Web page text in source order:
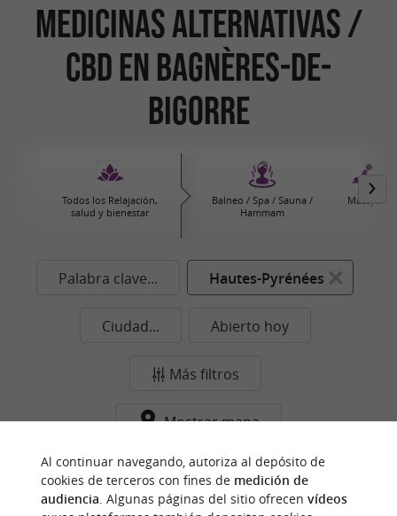
Medicinas alternativas /
CBD en Bagnères-de-
Bigorre
Todos los Relajación,
salud y bienestar
Balneo / Spa / Sauna /
Hammam
Masajes
Palabra clave... Hautes-Pyrénées
Ciudad... Abierto hoy
Más filtros
Mostrar mapa
Ningún resultado en esta categoría y ciudad de
momento...
Al continuar navegando, autoriza al depósito de
cookies de terceros con fines de medición de
audiencia. Algunas páginas del sitio ofrecen vídeos